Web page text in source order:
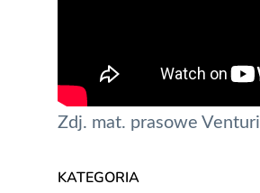
Zdj. mat. prasowe Venturi
KATEGORIA